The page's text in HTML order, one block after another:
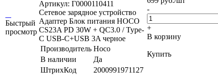
Быстрый
просмотр
Артикул: Г0000110411
Сетевое зарядное устройство
Адаптер Блок питания HOCO
CS23A PD 30W + QC3.0 / Type-
C USB-C+USB 3A черное
Производитель Hoco
В наличии
Да
ШтрихКод
2000991971127
-
+
В корзину
Купить